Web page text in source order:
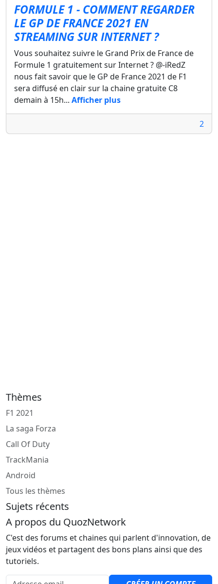
FORMULE 1 - COMMENT REGARDER
LE GP DE FRANCE 2021 EN
STREAMING SUR INTERNET ?
Vous souhaitez suivre le Grand Prix de France de
Formule 1 gratuitement sur Internet ? @-iRedZ
nous fait savoir que le GP de France 2021 de F1
sera diffusé en clair sur la chaine gratuite C8
demain à 15h... Afficher plus
2
Thèmes
F1 2021
La saga Forza
Call Of Duty
TrackMania
Android
Tous les thèmes
Sujets récents
A propos du QuozNetwork
C'est des forums et chaines qui parlent d'innovation, de
jeux vidéos et partagent des bons plans ainsi que des
tutoriels.
Adresse email